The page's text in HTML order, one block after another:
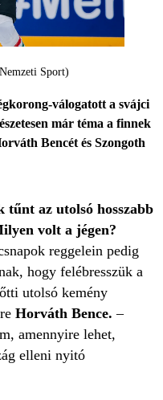
Sport)
válogatott a svájci
már téma a finnek
Bencét és Szongoth
az utolsó hosszabb
volt a jégen?
reggelein pedig
hogy felébresszük a
utolsó kemény
Horváth Bence.–
amennyire lehet,
elleni nyitó